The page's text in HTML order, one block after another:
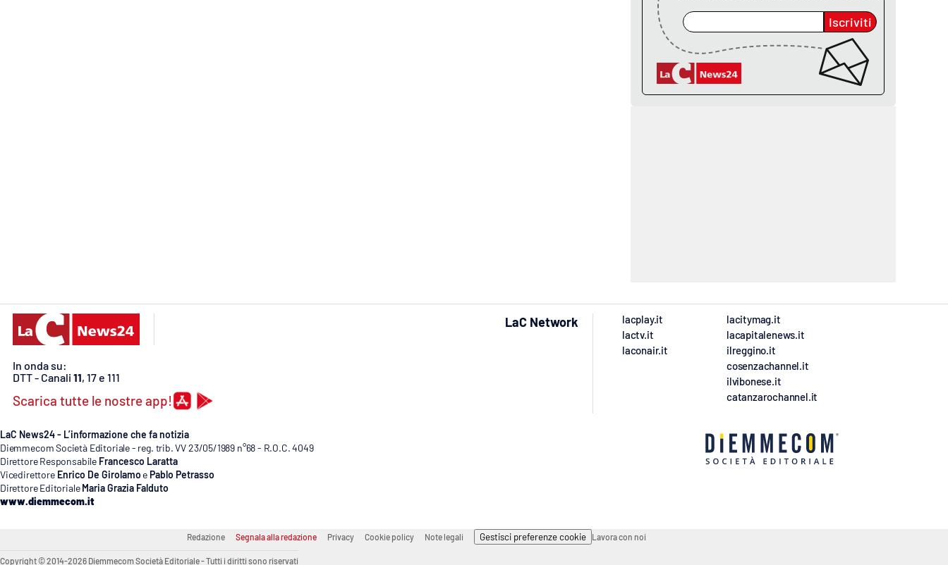
Catanzarochannel.it
App
Android
Apple
Iscriviti
In onda su:
DTT - Canali 11, 17 e 111
Scarica tutte le nostre app!
LaC Network
lacplay.it
lactv.it
laconair.it
lacitymag.it
lacapitalenews.it
ilreggino.it
cosenzachannel.it
ilvibonese.it
catanzarochannel.it
LaC News24 - L’informazione che fa notizia
Diemmecom Società Editoriale - reg. trib. VV 23/05/1989 n°68 - R.O.C. 4049
Direttore Responsabile Francesco Laratta
Vicedirettore Enrico De Girolamo e Pablo Petrasso
Direttore Editoriale Maria Grazia Falduto
www.diemmecom.it
Redazione Segnala alla redazione Privacy Cookie policy Note legali Gestisci preferenze cookie Lavora con noi
Copyright © 2014-2026 Diemmecom Società Editoriale - Tutti i diritti sono riservati